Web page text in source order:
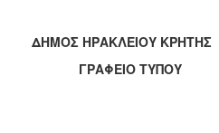
ΔΗΜΟΣ ΗΡΑΚΛΕΙΟΥ ΚΡΗΤΗΣ
ΓΡΑΦΕΙΟ ΤΥΠΟΥ